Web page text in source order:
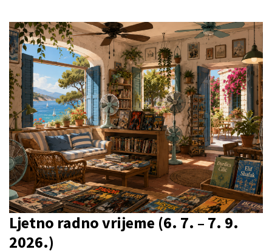
Ljetno radno vrijeme (6. 7. – 7. 9.
2026.)